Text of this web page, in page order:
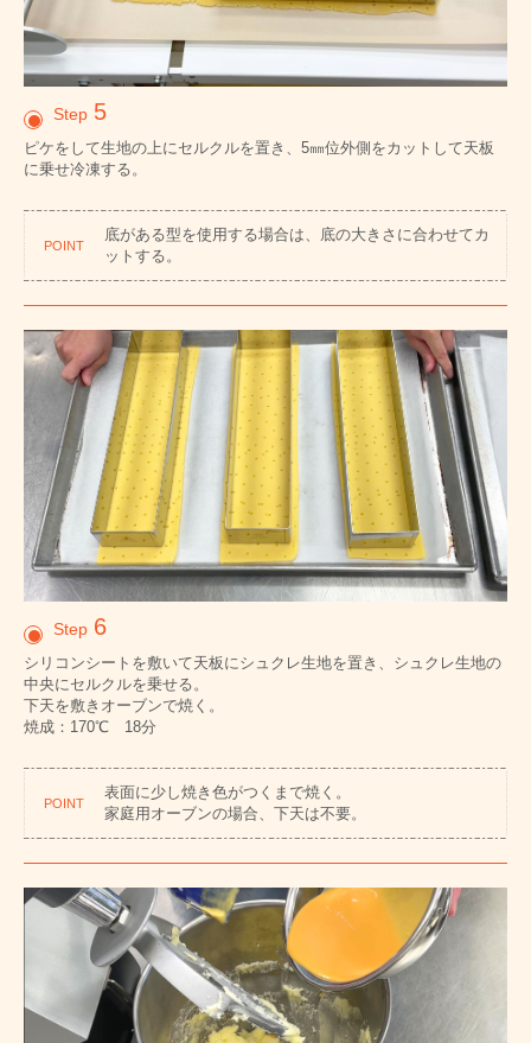
Step 5
ピケをして生地の上にセルクルを置き、5㎜位外側をカットして天板
に乗せ冷凍する。
POINT
底がある型を使用する場合は、底の大きさに合わせてカ
ットする。
Step 6
シリコンシートを敷いて天板にシュクレ生地を置き、シュクレ生地の
中央にセルクルを乗せる。
下天を敷きオーブンで焼く。
焼成：170℃ 18分
POINT
表面に少し焼き色がつくまで焼く。
家庭用オーブンの場合、下天は不要。